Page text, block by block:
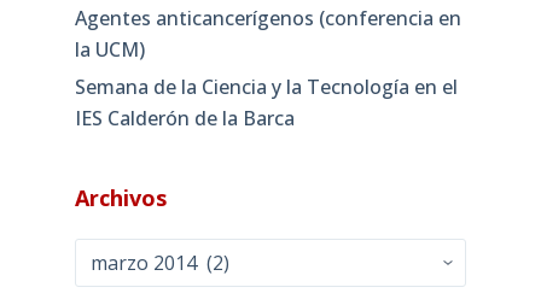
Agentes anticancerígenos (conferencia en
la UCM)
Semana de la Ciencia y la Tecnología en el
IES Calderón de la Barca
Archivos